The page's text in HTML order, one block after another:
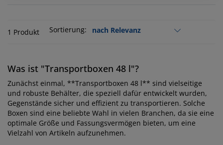
1 Produkt Sortierung:
Was ist "Transportboxen 48 l"?
Zunächst einmal, **Transportboxen 48 l** sind vielseitige
und robuste Behälter, die speziell dafür entwickelt wurden,
Gegenstände sicher und effizient zu transportieren. Solche
Boxen sind eine beliebte Wahl in vielen Branchen, da sie eine
optimale Größe und Fassungsvermögen bieten, um eine
Vielzahl von Artikeln aufzunehmen.